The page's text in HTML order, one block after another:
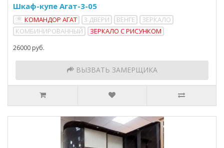
Шкаф-купе Агат-3-05
КОМАНДОР АГАТ 3 ДВЕРИ ВЕНГЕ
ЗЕРКАЛО
КОМБИНИРОВАННЫЙ
ЗЕРКАЛО С РИСУНКОМ
26000 руб.
ВЫЗВАТЬ ЗАМЕРЩИКА